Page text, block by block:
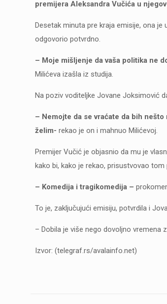
premijera Aleksandra Vučića u
Desetak minuta pre kraja emisije, ona
odgovorio potvrdno.
– Moje mišljenje da vaša politika ne
Milićeva izašla iz studija.
Na poziv voditeljke Jovane Joksimović
– Nemojte da se vraćate da bih
želim- rekao je on i mahnuo Milićevoj.
Premijer Vučić je objasnio da mu je
kako bi, kako je rekao, prisustvovao
– Komedija i tragikomedija –
To je, zaključujući emisiju, potvrdila i
– Dobila je više nego dovoljno vremena
Izvor: (telegraf.rs/avalainfo.net)